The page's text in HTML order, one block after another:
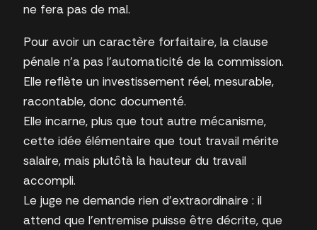
ne fera pas de mal.
Pour avoir un caractère forfaitaire, la clause
pénale n’a pas l’automaticité de la commission.
Elle reflète un investissement réel, mesurable,
racontable, donc documenté.
Elle incarne, plus que tout autre mécanisme,
cette idée élémentaire que tout travail mérite
salaire, mais plutôtà la hauteur du travail
accompli.
Le juge ne demande rien d’extraordinaire : il
attend que l’entremise puisse être décrite, que